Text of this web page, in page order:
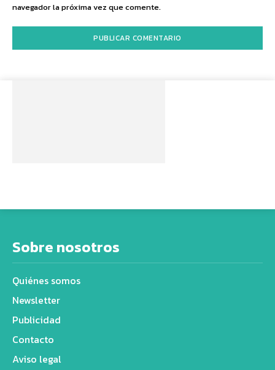
navegador la próxima vez que comente.
Sobre nosotros
Quiénes somos
Newsletter
Publicidad
Contacto
Aviso legal